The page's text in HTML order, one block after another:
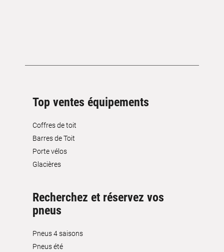
Top ventes équipements
Coffres de toit
Barres de Toit
Porte vélos
Glacières
Recherchez et réservez vos
pneus
Pneus 4 saisons
Pneus été